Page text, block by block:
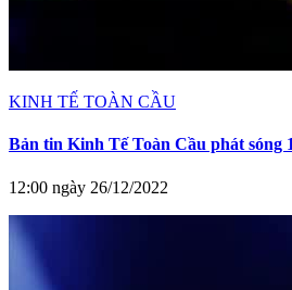
KINH TẾ TOÀN CẦU
Bản tin Kinh Tế Toàn Cầu phát sóng
12:00 ngày 26/12/2022